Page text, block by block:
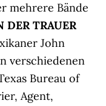
mehrere Bände
DER TRAUER
John
verschiedenen
Bureau of
Agent,